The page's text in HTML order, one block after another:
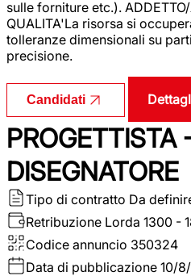
sulle forniture etc.).
QUALITA'La risorsa si
tolleranze dimensionali su
precisione.
Candidati
PROGETTISTA
DISEGNATORE
Tipo di contratto Da
Retribuzione Lorda 1300 -
Codice annuncio 350324
Data di pubblicazione 10/